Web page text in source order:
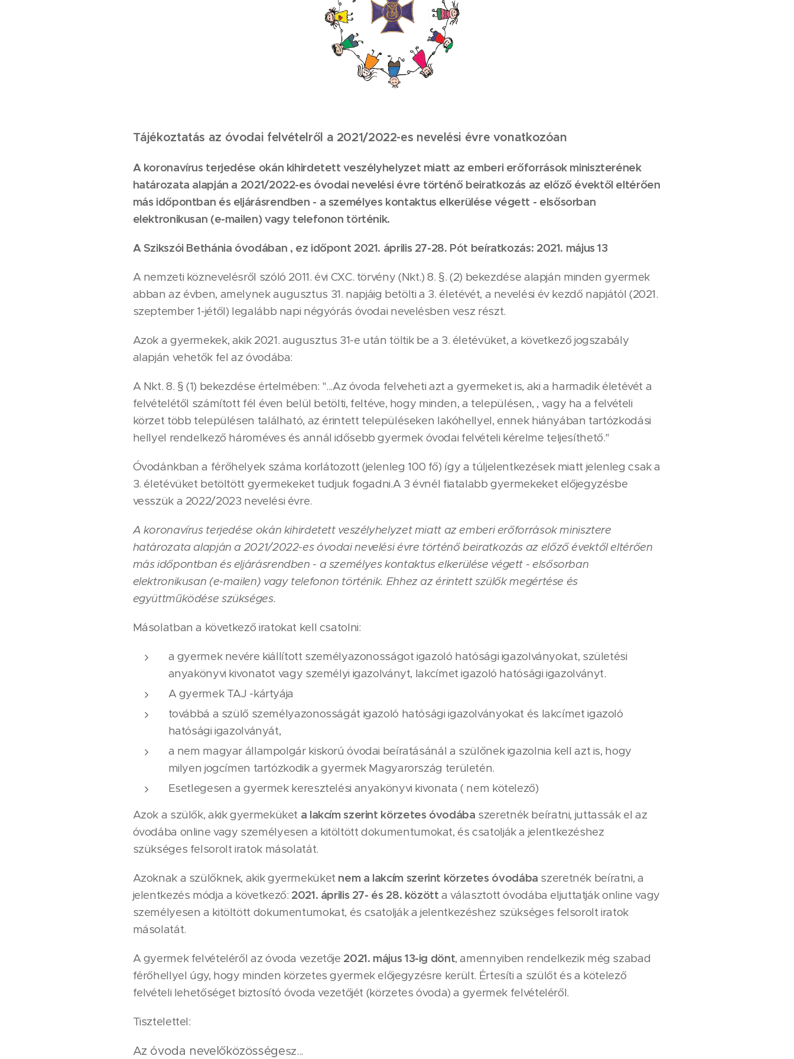
Tájékoztatás az óvodai felvételről a 2021/2022-es nevelési évre vonatkozóan
A koronavírus terjedése okán kihirdetett veszélyhelyzet miatt az emberi erőforrások miniszterének
határozata alapján a 2021/2022-es óvodai nevelési évre történő beiratkozás az előző évektől eltérően
más időpontban és eljárásrendben - a személyes kontaktus elkerülése végett - elsősorban
elektronikusan (e-mailen) vagy telefonon történik.
A Szikszói Bethánia óvodában , ez időpont 2021. április 27-28. Pót beíratkozás: 2021. május 13
A nemzeti köznevelésről szóló 2011. évi CXC. törvény (Nkt.) 8. §. (2) bekezdése alapján minden gyermek
abban az évben, amelynek augusztus 31. napjáig betölti a 3. életévét, a nevelési év kezdő napjától (2021.
szeptember 1-jétől) legalább napi négyórás óvodai nevelésben vesz részt.
Azok a gyermekek, akik 2021. augusztus 31-e után töltik be a 3. életévüket, a következő jogszabály
alapján vehetők fel az óvodába:
A Nkt. 8. § (1) bekezdése értelmében: "...Az óvoda felveheti azt a gyermeket is, aki a harmadik életévét a
felvételétől számított fél éven belül betölti, feltéve, hogy minden, a településen, , vagy ha a felvételi
körzet több településen található, az érintett településeken lakóhellyel, ennek hiányában tartózkodási
hellyel rendelkező hároméves és annál idősebb gyermek óvodai felvételi kérelme teljesíthető."
Óvodánkban a férőhelyek száma korlátozott (jelenleg 100 fő) így a túljelentkezések miatt jelenleg csak a
3. életévüket betöltött gyermekeket tudjuk fogadni.A 3 évnél fiatalabb gyermekeket előjegyzésbe
vesszük a 2022/2023 nevelési évre.
A koronavírus terjedése okán kihirdetett veszélyhelyzet miatt az emberi erőforrások minisztere
határozata alapján a 2021/2022-es óvodai nevelési évre történő beiratkozás az előző évektől eltérően
más időpontban és eljárásrendben - a személyes kontaktus elkerülése végett - elsősorban
elektronikusan (e-mailen) vagy telefonon történik. Ehhez az érintett szülők megértése és
együttműködése szükséges.
Másolatban a következő iratokat kell csatolni:
a gyermek nevére kiállított személyazonosságot igazoló hatósági igazolványokat, születési
anyakönyvi kivonatot vagy személyi igazolványt, lakcímet igazoló hatósági igazolványt.
A gyermek TAJ -kártyája
továbbá a szülő személyazonosságát igazoló hatósági igazolványokat és lakcímet igazoló
hatósági igazolványát,
a nem magyar állampolgár kiskorú óvodai beíratásánál a szülőnek igazolnia kell azt is, hogy
milyen jogcímen tartózkodik a gyermek Magyarország területén.
Esetlegesen a gyermek keresztelési anyakönyvi kivonata ( nem kötelező)
Azok a szülők, akik gyermeküket a lakcím szerint körzetes óvodába szeretnék beíratni, juttassák el az
óvodába online vagy személyesen a kitöltött dokumentumokat, és csatolják a jelentkezéshez
szükséges felsorolt iratok másolatát.
Azoknak a szülőknek, akik gyermeküket nem a lakcím szerint körzetes óvodába szeretnék beíratni, a
jelentkezés módja a következő: 2021. április 27- és 28. között a választott óvodába eljuttatják online vagy
személyesen a kitöltött dokumentumokat, és csatolják a jelentkezéshez szükséges felsorolt iratok
másolatát.
A gyermek felvételéről az óvoda vezetője 2021. május 13-ig dönt, amennyiben rendelkezik még szabad
férőhellyel úgy, hogy minden körzetes gyermek előjegyzésre került. Értesíti a szülőt és a kötelező
felvételi lehetőséget biztosító óvoda vezetőjét (körzetes óvoda) a gyermek felvételéről.
Tisztelettel:
Az óvoda nevelőközösségesz...